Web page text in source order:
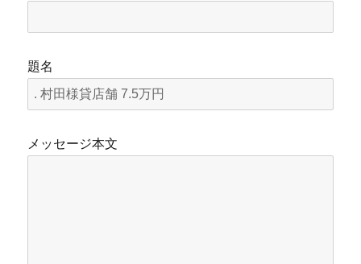
題名
メッセージ本文